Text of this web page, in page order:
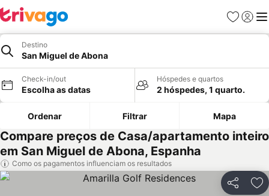
Favoritos
Iniciar
Destino
San Miguel de Abona
Check-in/out
Escolha as datas
Hóspedes e quartos
2 hóspedes, 1 quarto.
Ordenar Filtrar Mapa
Compare preços de Casa/apartamento inteiro
em San Miguel de Abona, Espanha
Como os pagamentos influenciam os resultados
Partilhar